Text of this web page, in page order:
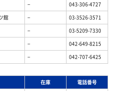
−
043-306-4727
館 −
03-3526-3571
−
03-5209-7330
−
042-649-8215
− 042-707-6425
在庫
電話番号